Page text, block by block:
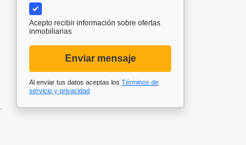
Acepto recibir información sobre ofertas
inmobiliarias
Enviar mensaje
Al enviar tus datos aceptas los Términos de
servicio y privacidad